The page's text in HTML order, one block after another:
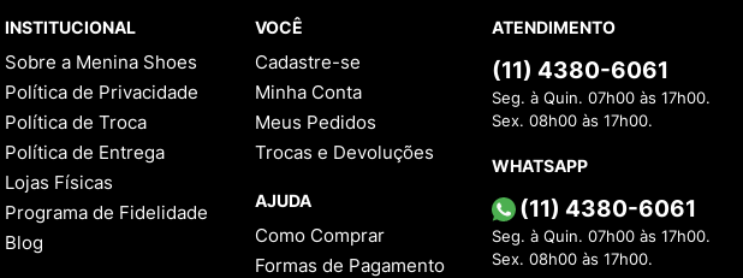
INSTITUCIONAL
Sobre a Menina Shoes
Política de Privacidade
Política de Troca
Política de Entrega
Lojas Físicas
Programa de Fidelidade
Blog
VOCÊ
Cadastre-se
Minha Conta
Meus Pedidos
Trocas e Devoluções
AJUDA
Como Comprar
Formas de Pagamento
ATENDIMENTO
(11) 4380-6061
Seg. à Quin. 07h00 às 17h00.
Sex. 08h00 às 17h00.
WHATSAPP
(11) 4380-6061
Seg. à Quin. 07h00 às 17h00.
Sex. 08h00 às 17h00.